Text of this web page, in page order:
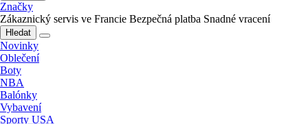
Značky
Zákaznický servis ve Francie Bezpečná platba Snadné vracení
Hledat
Novinky
Oblečení
Boty
NBA
Balónky
Vybavení
Sporty USA